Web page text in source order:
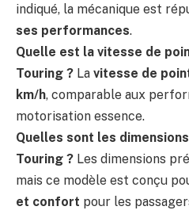
indiqué, la mécanique est
ses performances.
Quelle est la vitesse de
Touring ? La vitesse de
km/h, comparable aux
motorisation essence.
Quelles sont les
Touring ? Les dimensions
mais ce modèle est conçu
et confort pour les